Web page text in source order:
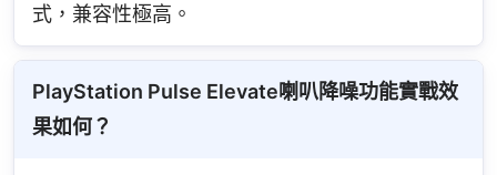
式，兼容性極高。
PlayStation Pulse Elevate喇叭降噪功能實戰效
果如何？